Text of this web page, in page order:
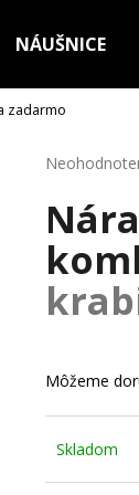
NÁUŠNICE
zadarmo
Priemerné
produktu
je
0,0
5
hviezdičiek.
Môžeme
Skladom
HĽADAŤ
KRÍŽ